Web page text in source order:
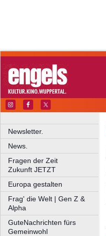
Newsletter.
News.
Fragen der Zeit
Zukunft JETZT
Europa gestalten
Frag' die Welt | Gen Z &
Alpha
GuteNachrichten fürs
Gemeinwohl